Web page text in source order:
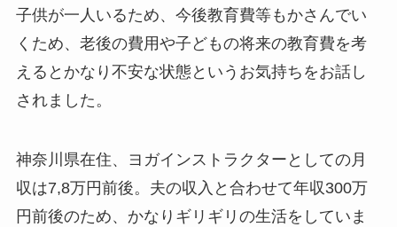
子供が一人いるため、今後教育費等もかさんでい
くため、老後の費用や子どもの将来の教育費を考
えるとかなり不安な状態というお気持ちをお話し
されました。
神奈川県在住、ヨガインストラクターとしての月
収は7,8万円前後。夫の収入と合わせて年収300万
円前後のため、かなりギリギリの生活をしていま